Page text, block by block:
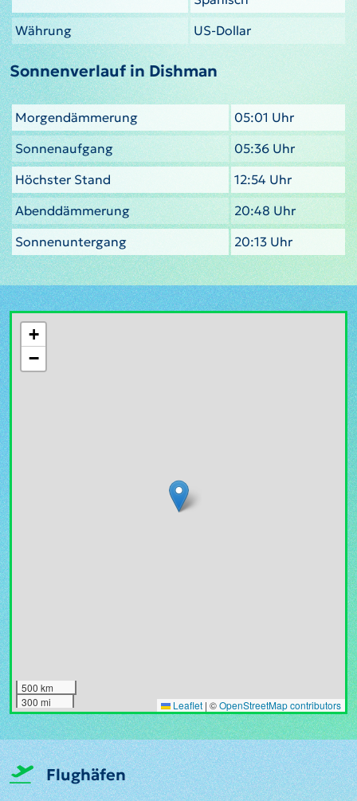
Währung
US-Dollar
Sonnenverlauf in Dishman
Morgendämmerung
05:01 Uhr
Sonnenaufgang
05:36 Uhr
Höchster Stand
12:54 Uhr
Abenddämmerung
20:48 Uhr
Sonnenuntergang
20:13 Uhr
+
−
500 km
300 mi
Leaflet | ©OpenStreetMap contributors
Flughäfen